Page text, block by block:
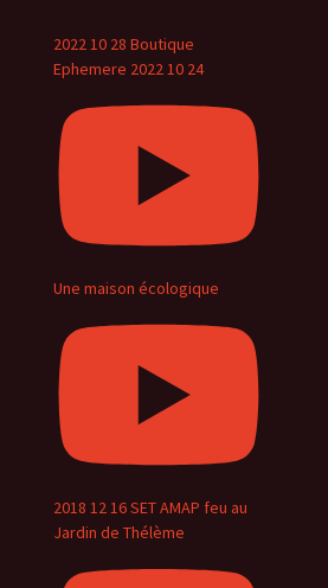
2022 10 28 Boutique
Ephemere 2022 10 24
Une maison écologique
2018 12 16 SET AMAP feu au
Jardin de Thélème